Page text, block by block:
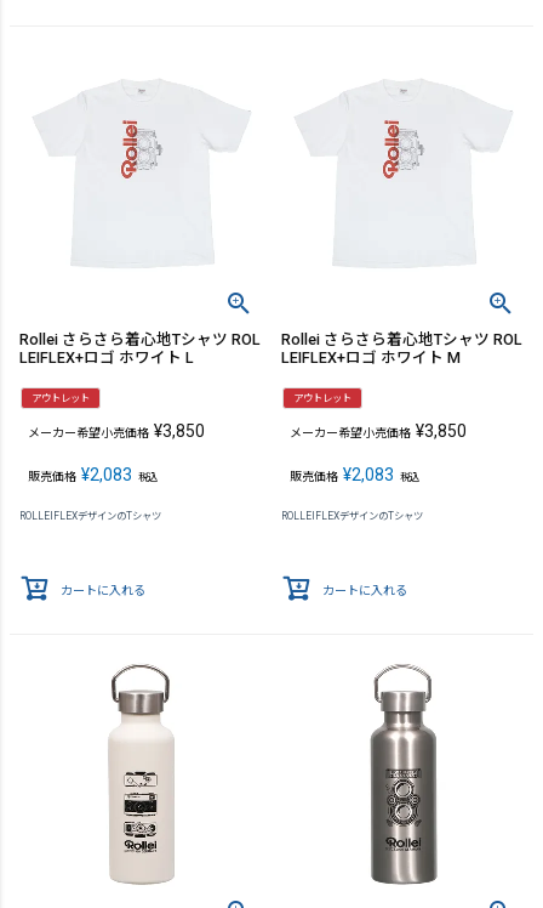
Rollei さらさら着心地Tシャツ ROL
LEIFLEX+ロゴ ホワイト L
アウトレット
メーカー希望小売価格 ¥3,850
販売価格 ¥2,083 税込
ROLLEIFLEXデザインのTシャツ
カートに入れる
Rollei さらさら着心地Tシャツ ROL
LEIFLEX+ロゴ ホワイト M
アウトレット
メーカー希望小売価格 ¥3,850
販売価格 ¥2,083 税込
ROLLEIFLEXデザインのTシャツ
カートに入れる